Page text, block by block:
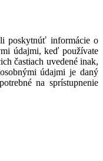
poskytnúť informácie o
údajmi, keď používate
častiach uvedené inak,
údajmi je daný
na sprístupnenie